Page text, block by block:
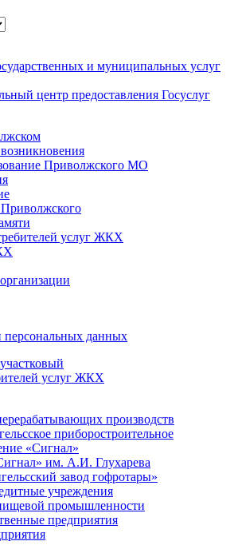
Приволжского МО
услуг ЖКХ
персональных данных
производств
приборостроительное
«Сигнал»
им. А.И. Глухарева
завод гофротары»
учреждения
промышленности
предприятия